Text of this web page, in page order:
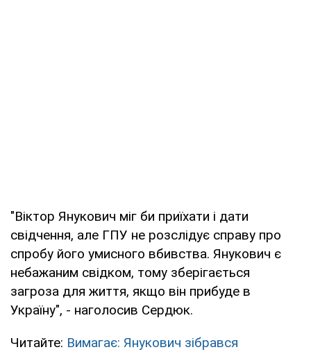
"Віктор Янукович міг би приїхати і дати
свідчення, але ГПУ не розслідує справу про
спробу його умисного вбивства. Янукович є
небажаним свідком, тому зберігається
загроза для життя, якщо він прибуде в
Україну", - наголосив Сердюк.
Читайте: Вимагає: Янукович зібрався